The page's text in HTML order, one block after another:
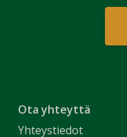
Ota yhteyttä
Yhteystiedot